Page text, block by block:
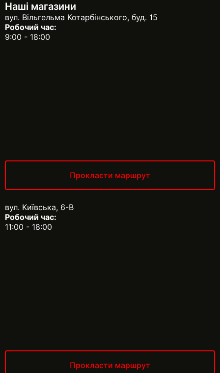
Наші магазини
вул. Вільгельма Котарбінського, буд. 15
Робочий час:
9:00 - 18:00
Прокласти маршрут
вул. Київська, 6-В
Робочий час:
11:00 - 18:00
Прокласти маршрут